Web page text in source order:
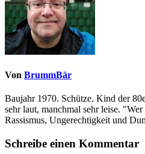
Von BrummBär
Baujahr 1970. Schütze. Kind der
sehr laut, manchmal sehr leise.
Rassismus, Ungerechtigkeit und
Schreibe einen Kommentar